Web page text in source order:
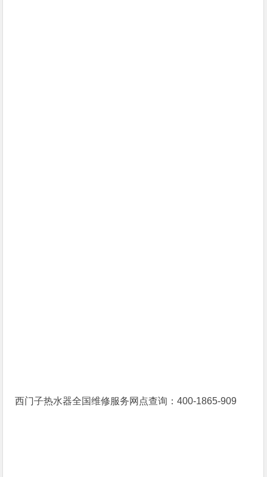
西门子热水器全国维修服务网点查询：400-1865-909